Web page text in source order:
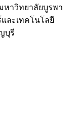
าวิทยาลัยบูรพา
ละเทคโนโลยี
บุรี